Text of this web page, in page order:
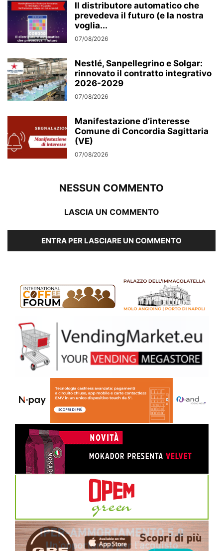
Il distributore automatico che
prevedeva il futuro (e la nostra
voglia...
07/08/2026
Nestlé, Sanpellegrino e Solgar:
rinnovato il contratto integrativo
2026-2029
07/08/2026
Manifestazione d’interesse
Comune di Concordia Sagittaria
(VE)
07/08/2026
NESSUN COMMENTO
LASCIA UN COMMENTO
ENTRA PER LASCIARE UN COMMENTO